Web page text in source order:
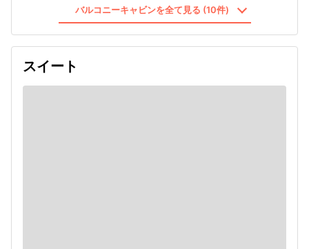
バルコニーキャビンを全て見る (10件)
スイート